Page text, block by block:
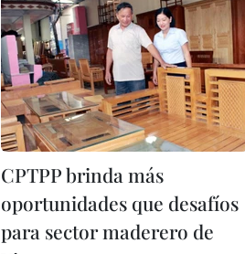
CPTPP brinda más
oportunidades que desafíos
para sector maderero de